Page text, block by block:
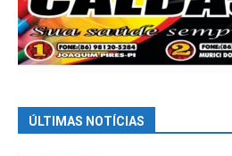
ÚLTIMAS NOTÍCIAS